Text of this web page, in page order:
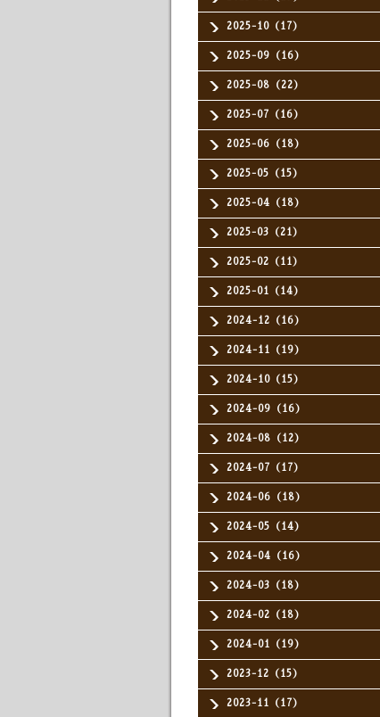
2025-10（17）
2025-09（16）
2025-08（22）
2025-07（16）
2025-06（18）
2025-05（15）
2025-04（18）
2025-03（21）
2025-02（11）
2025-01（14）
2024-12（16）
2024-11（19）
2024-10（15）
2024-09（16）
2024-08（12）
2024-07（17）
2024-06（18）
2024-05（14）
2024-04（16）
2024-03（18）
2024-02（18）
2024-01（19）
2023-12（15）
2023-11（17）